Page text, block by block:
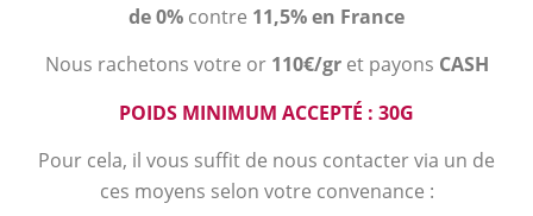
de 0% contre 11,5% en France
Nous rachetons votre or 110€/gr et payons CASH
POIDS MINIMUM ACCEPTÉ : 30G
Pour cela, il vous suffit de nous contacter via un de
ces moyens selon votre convenance :